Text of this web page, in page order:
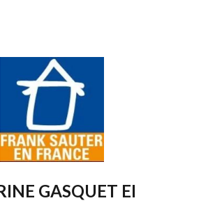
GASQUET EI